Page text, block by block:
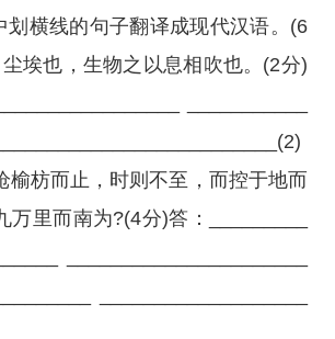
划横线的句子翻译成现代汉语。(6
埃也，生物之以息相吹也。(2分)
___________
榆枋而止，时则不至，而控于地而
万里而南为?(4分)答：_________